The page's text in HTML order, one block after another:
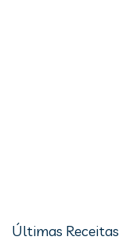
Últimas Receitas